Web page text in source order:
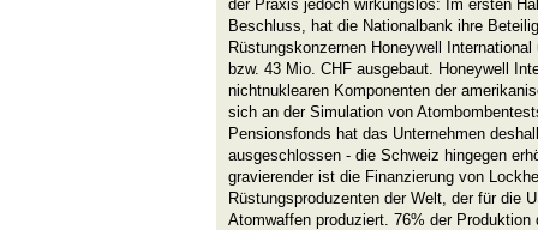
der Praxis jedoch wirkungslos: Im ersten
Beschluss, hat die Nationalbank ihre
Rüstungskonzernen Honeywell
bzw. 43 Mio. CHF ausgebaut. Honeywell
nichtnuklearen Komponenten der
sich an der Simulation von
Pensionsfonds hat das Unternehmen
ausgeschlossen - die Schweiz hingegen
gravierender ist die Finanzierung von
Rüstungsproduzenten der Welt, der für die
Atomwaffen produziert. 76% der Produktion